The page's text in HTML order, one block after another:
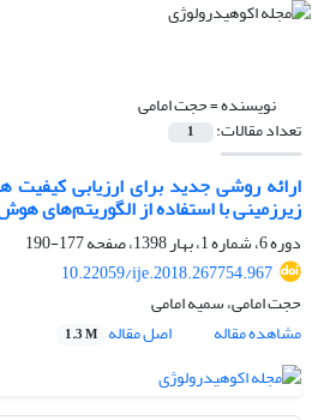
نویسنده =حجت امامی
تعداد مقالات: 1
ارائه روشی جدید برای ارزیابی کیفیت
زیرزمینی با استفاده از الگوریتم‌های
دوره 6، شماره 1، بهار 1398، صفحه
177-190
10.22059/ije.2018.267754.967
حجت امامی، سمیه امامی
مشاهده مقاله
اصل مقاله 1.3 M